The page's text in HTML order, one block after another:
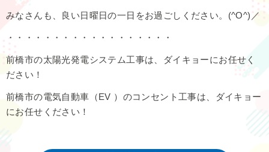
みなさんも、良い日曜日の一日をお過ごしください。(^O^)／
・・・・・・・・・・・・・・・・・・
前橋市の太陽光発電システム工事は、ダイキョーにお任せく
ださい！
前橋市の電気自動車（EV ）のコンセント工事は、ダイキョー
にお任せください！